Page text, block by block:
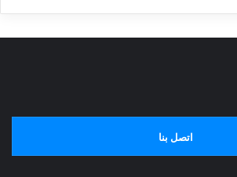
اتصل بنا